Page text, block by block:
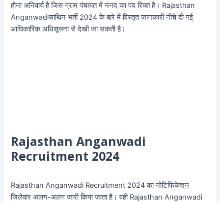
होना अनिवार्य है जिस ग्राम पंचायत में ननद का पद रिक्त है। Rajasthan
Anganwadiसाथिन भर्ती 2024 के बारे में विस्तृत जानकारी नीचे दी गई
आधिकारिक अधिसूचना से देखी जा सकती है।
Rajasthan Anganwadi
Recruitment 2024
Rajasthan Anganwadi Recruitment 2024 का नोटिफिकेशन
जिलेवार अलग-अलग जारी किया जाता है। वही Rajasthan Anganwadi